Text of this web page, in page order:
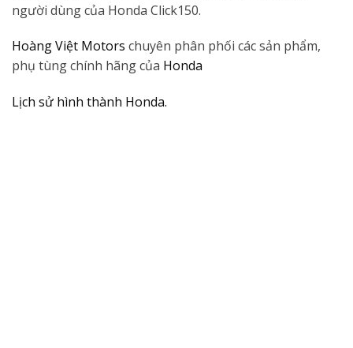
người dùng của Honda Click150.
Hoàng Việt Motors chuyên phân phối các sản phẩm,
phụ tùng chính hãng của Honda
Lịch sử hình thành Honda.